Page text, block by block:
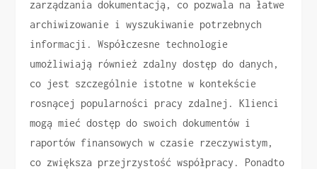
zarządzania dokumentacją, co pozwala na łatwe
archiwizowanie i wyszukiwanie potrzebnych
informacji. Współczesne technologie
umożliwiają również zdalny dostęp do danych,
co jest szczególnie istotne w kontekście
rosnącej popularności pracy zdalnej. Klienci
mogą mieć dostęp do swoich dokumentów i
raportów finansowych w czasie rzeczywistym,
co zwiększa przejrzystość współpracy. Ponadto